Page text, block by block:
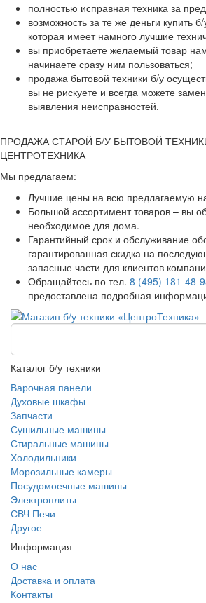
полностью исправная техника за
возможность за те же деньги купить
которая имеет намного лучшие
вы приобретаете желаемый товар
начинаете сразу ним пользоваться;
продажа бытовой техники б/у
вы не рискуете и всегда можете
выявления неисправностей.
ПРОДАЖА СТАРОЙ Б/У БЫТОВОЙ
ЦЕНТРОТЕХНИКА
Мы предлагаем:
Лучшие цены на всю предлагаемую
Большой ассортимент товаров – вы
необходимое для дома.
Гарантийный срок и обслуживание
гарантированная скидка на
запасные части для клиентов
Обращайтесь по тел. 8 (495) 181-48-
предоставлена подробная
Каталог б/у техники
Варочная панели
Духовые шкафы
Запчасти
Сушильные машины
Стиральные машины
Холодильники
Морозильные камеры
Посудомоечные машины
Электроплиты
СВЧ Печи
Другое
Информация
О нас
Доставка и оплата
Контакты